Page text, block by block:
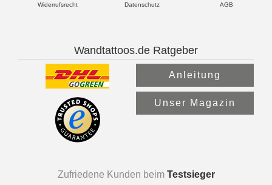
Widerrufsrecht Datenschutz AGB
Wandtattoos.de Ratgeber
Anleitung
Unser Magazin
Zufriedene Kunden beim Testsieger